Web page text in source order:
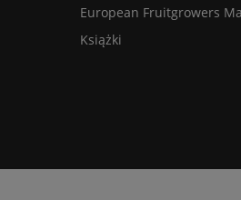
European Fruitgrowers
Książki